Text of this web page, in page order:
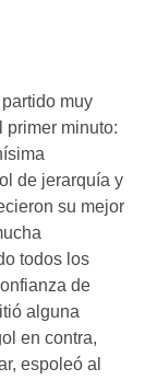
muy
primer minuto:
de jerarquía y
su mejor
todos los
de
alguna
en contra,
espoleó al